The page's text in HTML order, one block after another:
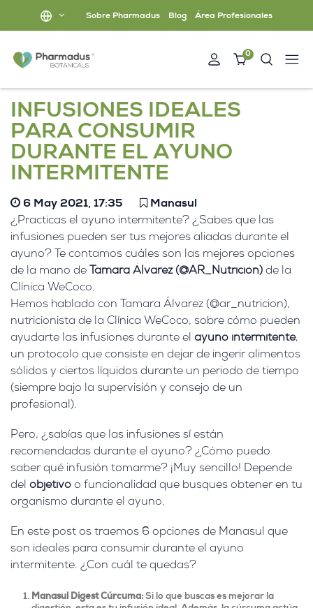
Sobre Pharmadus Blog Área Profesionales
0
INFUSIONES IDEALES
PARA CONSUMIR
DURANTE EL AYUNO
INTERMITENTE
6 May 2021, 17:35
Manasul
¿Practicas el ayuno intermitente? ¿Sabes que las
infusiones pueden ser tus mejores aliadas durante el
ayuno? Te contamos cuáles son las mejores opciones
de la mano de Tamara Álvarez (@AR_Nutricion) de la
Clínica WeCoco.
Hemos hablado con Tamara Álvarez (@ar_nutricion),
nutricionista de la Clínica WeCoco, sobre cómo pueden
ayudarte las infusiones durante el ayuno intermitente,
un protocolo que consiste en dejar de ingerir alimentos
sólidos y ciertos líquidos durante un periodo de tiempo
(siempre bajo la supervisión y consejo de un
profesional).
Pero, ¿sabías que las infusiones sí están
recomendadas durante el ayuno? ¿Cómo puedo
saber qué infusión tomarme? ¡Muy sencillo! Depende
del objetivo o funcionalidad que busques obtener en tu
organismo durante el ayuno.
En este post os traemos 6 opciones de Manasul que
son ideales para consumir durante el ayuno
intermitente. ¿Con cuál te quedas?
Manasul Digest Cúrcuma: Si lo que buscas es mejorar la